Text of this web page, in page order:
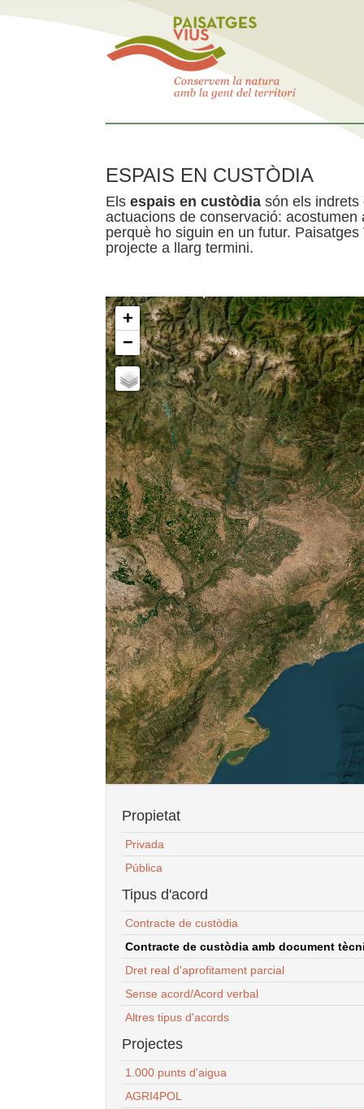
ESPAIS EN CUSTÒDIA
Els espais en custòdia són els indrets
actuacions de conservació:
perquè ho siguin en un futur.
projecte a llarg termini.
+
−
Propietat
Privada
Pública
Tipus d'acord
Contracte de custòdia
Contracte de custòdia amb document
Dret real d'aprofitament parcial
Sense acord/Acord verbal
Altres tipus d'acords
Projectes
1.000 punts d'aigua
AGRI4POL